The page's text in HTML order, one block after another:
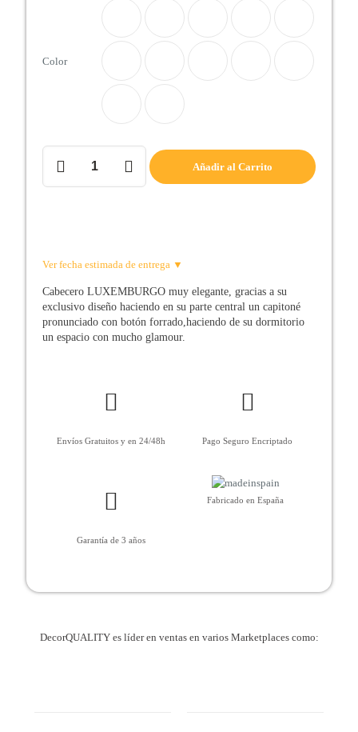
Color
cama
Añadir al Carrito
Ver fecha estimada de entrega ▼
Cabecero LUXEMBURGO muy elegante, gracias a su
exclusivo diseño haciendo en su parte central un capitoné
pronunciado con botón forrado,haciendo de su dormitorio
un espacio con mucho glamour.
Envíos Gratuitos y en 24/48h Pago Seguro Encriptado
Garantía de 3 años
Fabricado en España
DecorQUALITY es líder en ventas en varios Marketplaces como: